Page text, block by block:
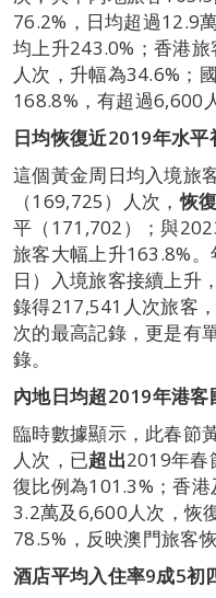
76.2%，日均超過12.9
均上升243.0%；香港
人次，升幅為34.6%；
168.8%，有超過6,600
日均恢復近2019年水平
這個黃金周日均入境旅
（169,725）人次，恢
平（171,702）；與
旅客大幅上升163.8%
日）入境旅客接續上升
錄得217,541人次旅客
次的最高記錄，更是有
錄。
內地日均超2019年港客
臨時數據顯示，此春節
人次，已超出2019年春
復比例為101.3%；香
3.2萬及6,600人次，恢
78.5%，反映澳門旅客
酒店平均入住率9成5初